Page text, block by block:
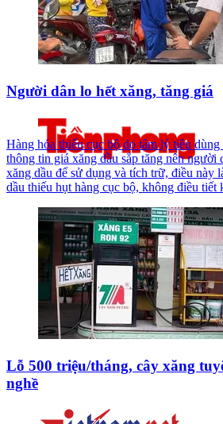
Người dân lo hết xăng, tăng giá
Hàng hóa thiếu cục bộ do tâm lý tiêu
thông tin giá xăng dầu sắp tăng nên người
xăng dầu để sử dụng và tích trữ, điều này
dầu thiếu hụt hàng cục bộ, không điều tiết
Lỗ 500 triệu/tháng, cây xăng
nghề